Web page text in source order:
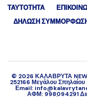
ΤΑΥΤΟΤΗΤΑ
ΔΉΛΩΣΗ
© 2026 ΚΑΛΑΒΡΥΤΑ
252166 Μεγάλου
Εmail:
ΑΦΜ: 998094291